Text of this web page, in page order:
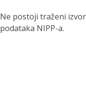
Ne postoji traženi
podataka NIPP-a.